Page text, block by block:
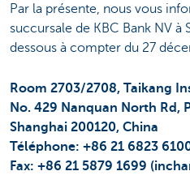
Par la présente, nous vous
succursale de KBC Bank NV à
dessous à compter du 27
Room 2703/2708, Taikang
No. 429 Nanquan North Rd,
Shanghai 200120, China
Téléphone: +86 21 6823
Fax: +86 21 5879 1699